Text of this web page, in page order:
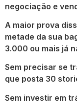
negociação e
A maior prova
metade da sua
3.000 ou mais já
Sem precisar se
que posta 30
Sem investir em